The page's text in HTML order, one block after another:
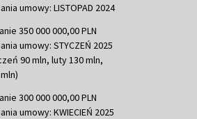
umowy: LISTOPAD 2024
350 000 000,00 PLN
umowy: STYCZEŃ 2025
90 mln, luty 130 mln,
300 000 000,00 PLN
umowy: KWIECIEŃ 2025